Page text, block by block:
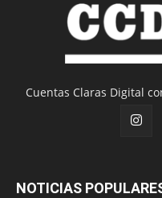
Cuentas Claras Digital
NOTICIAS